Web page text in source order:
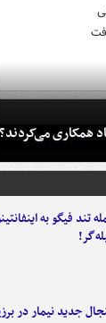
همکاری می‌کردند؟
تند فیگو به
جدید نیمار در